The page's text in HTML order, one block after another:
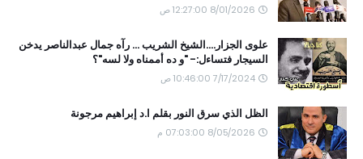
8/01/2026 12:27:00 ص
علوى الجزار....الشيخ الشريب ... رآه جمال عبدالناصر يدخن
السيجار فتساءل:- "و ده أممناه ولا لسه"؟
7/17/2024 10:46:00 ص
الظل الذي سرق النور بقلم ا.د إبراهيم مرجونة
8/05/2026 07:03:00 م